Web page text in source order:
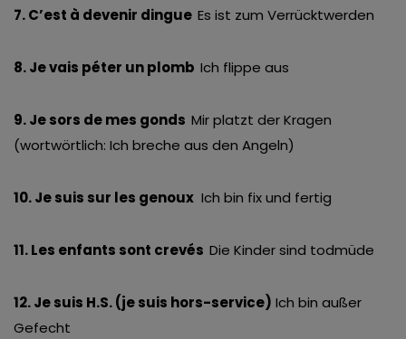
7. C’est à devenir dingue Es ist zum Verrücktwerden
8. Je vais péter un plomb Ich flippe aus
9. Je sors de mes gonds Mir platzt der Kragen
(wortwörtlich: Ich breche aus den Angeln)
10. Je suis sur les genoux Ich bin fix und fertig
11. Les enfants sont crevés Die Kinder sind todmüde
12. Je suis H.S. (je suis hors-service) Ich bin außer
Gefecht